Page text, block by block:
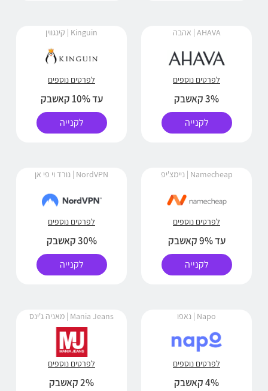
AHAVA | אהבה
לפרטים נוספים
3% קאשבק
לקנייה
Kinguin | קינגווין
לפרטים נוספים
עד 10% קאשבק
לקנייה
Namecheap | ניימצ'יפ
לפרטים נוספים
עד 9% קאשבק
לקנייה
NordVPN | נורד וי פי אן
לפרטים נוספים
30% קאשבק
לקנייה
Napo | נאפו
לפרטים נוספים
4% קאשבק
Mania Jeans | מאניה ג'ינס
לפרטים נוספים
2% קאשבק